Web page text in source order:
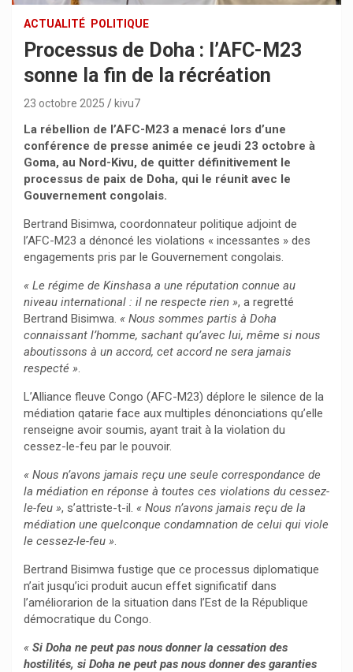
ACTUALITÉ POLITIQUE
Processus de Doha : l’AFC-M23
sonne la fin de la récréation
23 octobre 2025 kivu7
La rébellion de l’AFC-M23 a menacé lors d’une
conférence de presse animée ce jeudi 23 octobre à
Goma, au Nord-Kivu, de quitter définitivement le
processus de paix de Doha, qui le réunit avec le
Gouvernement congolais.
Bertrand Bisimwa, coordonnateur politique adjoint de
l’AFC-M23 a dénoncé les violations « incessantes » des
engagements pris par le Gouvernement congolais.
« Le régime de Kinshasa a une réputation connue au
niveau international : il ne respecte rien », a regretté
Bertrand Bisimwa. « Nous sommes partis à Doha
connaissant l’homme, sachant qu’avec lui, même si nous
aboutissons à un accord, cet accord ne sera jamais
respecté ».
L’Alliance fleuve Congo (AFC-M23) déplore le silence de la
médiation qatarie face aux multiples dénonciations qu’elle
renseigne avoir soumis, ayant trait à la violation du
cessez-le-feu par le pouvoir.
« Nous n’avons jamais reçu une seule correspondance de
la médiation en réponse à toutes ces violations du cessez-
le-feu », s’attriste-t-il. « Nous n’avons jamais reçu de la
médiation une quelconque condamnation de celui qui viole
le cessez-le-feu ».
Bertrand Bisimwa fustige que ce processus diplomatique
n’ait jusqu’ici produit aucun effet significatif dans
l’améliorarion de la situation dans l’Est de la République
démocratique du Congo.
« Si Doha ne peut pas nous donner la cessation des
hostilités, si Doha ne peut pas nous donner des garanties